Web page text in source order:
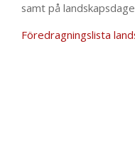
samt på
Föredragningslista